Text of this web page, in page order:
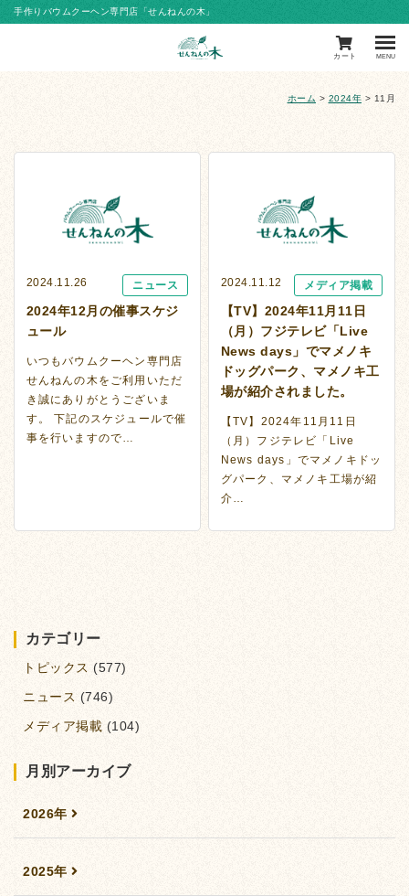
手作りバウムクーヘン専門店「せんねんの木」
カート MENU
ホーム > 2024年 > 11月
2024.11.26 ニュース
2024年12月の催事スケジ
ュール
いつもバウムクーヘン専門店
せんねんの木をご利用いただ
き誠にありがとうございま
す。 下記のスケジュールで催
事を行いますので…
2024.11.12 メディア掲載
【TV】2024年11月11日
（月）フジテレビ「Live
News days」でマメノキ
ドッグパーク、マメノキ工
場が紹介されました。
【TV】2024年11月11日
（月）フジテレビ「Live
News days」でマメノキドッ
グパーク、マメノキ工場が紹
介…
カテゴリー
トピックス (577)
ニュース (746)
メディア掲載 (104)
月別アーカイブ
2026年
2025年